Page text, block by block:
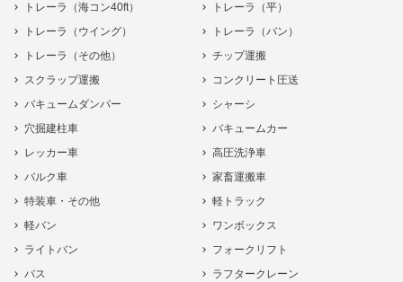
トレーラ（海コン40ft）
トレーラ（平）
トレーラ（ウイング）
トレーラ（バン）
トレーラ（その他）
チップ運搬
スクラップ運搬
コンクリート圧送
バキュームダンパー
シャーシ
穴掘建柱車
バキュームカー
レッカー車
高圧洗浄車
バルク車
家畜運搬車
特装車・その他
軽トラック
軽バン
ワンボックス
ライトバン
フォークリフト
バス
ラフタークレーン